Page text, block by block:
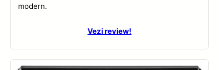
modern.
Vezi review!